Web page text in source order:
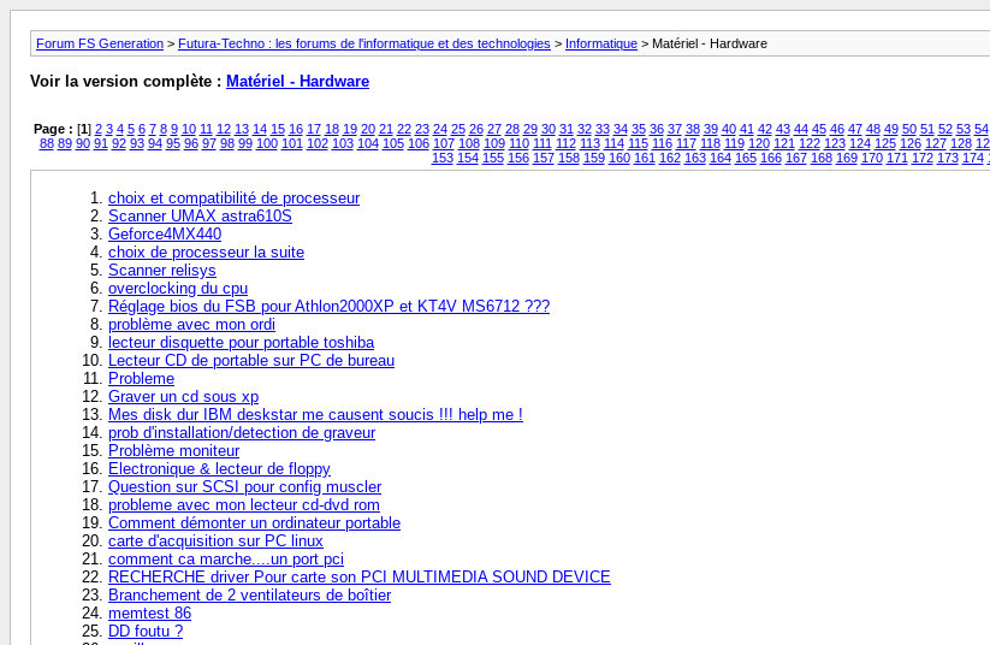
Forum FS Generation > Futura-Techno : les forums de l'informatique et des technologies > Informatique > Matériel - Hardware
Voir la version complète : Matériel - Hardware
Page : [1] 2 3 4 5 6 7 8 9 10 11 12 13 14 15 16 17 18 19 20 21 22 23 24 25 26 27 28 29 30 31 32 33 34 35 36 37 38 39 40 41 42 43 44 45 46 47 48 49 50 51 52 53 54
88 89 90 91 92 93 94 95 96 97 98 99 100 101 102 103 104 105 106 107 108 109 110 111 112 113 114 115 116 117 118 119 120 121 122 123 124 125 126 127 128
153 154 155 156 157 158 159 160 161 162 163 164 165 166 167 168 169 170 171 172 173 174
choix et compatibilité de processeur
Scanner UMAX astra610S
Geforce4MX440
choix de processeur la suite
Scanner relisys
overclocking du cpu
Réglage bios du FSB pour Athlon2000XP et KT4V MS6712 ???
problème avec mon ordi
lecteur disquette pour portable toshiba
Lecteur CD de portable sur PC de bureau
Probleme
Graver un cd sous xp
Mes disk dur IBM deskstar me causent soucis !!! help me !
prob d'installation/detection de graveur
Problème moniteur
Electronique & lecteur de floppy
Question sur SCSI pour config muscler
probleme avec mon lecteur cd-dvd rom
Comment démonter un ordinateur portable
carte d'acquisition sur PC linux
comment ca marche....un port pci
RECHERCHE driver Pour carte son PCI MULTIMEDIA SOUND DEVICE
Branchement de 2 ventilateurs de boîtier
memtest 86
DD foutu ?